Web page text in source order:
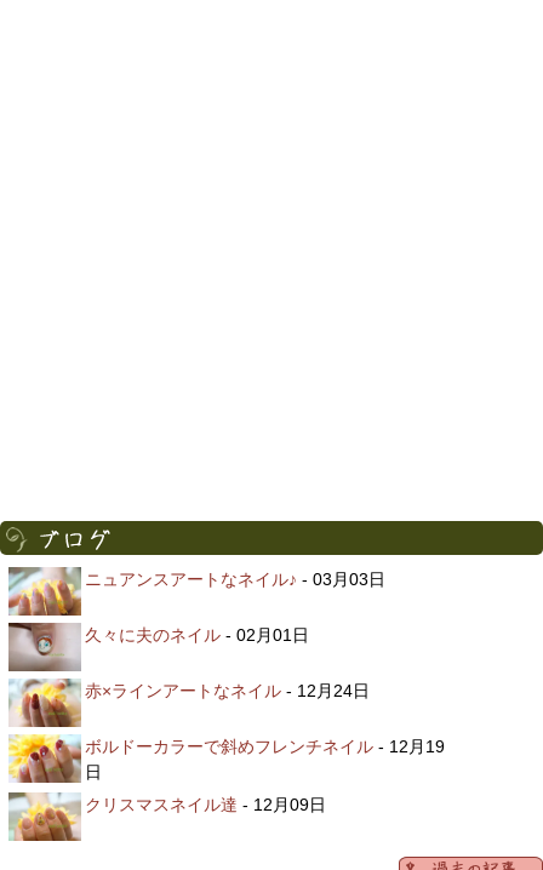
ニュアンスアートなネイル♪ - 03月03日
久々に夫のネイル - 02月01日
赤×ラインアートなネイル - 12月24日
ボルドーカラーで斜めフレンチネイル - 12月19
日
クリスマスネイル達 - 12月09日